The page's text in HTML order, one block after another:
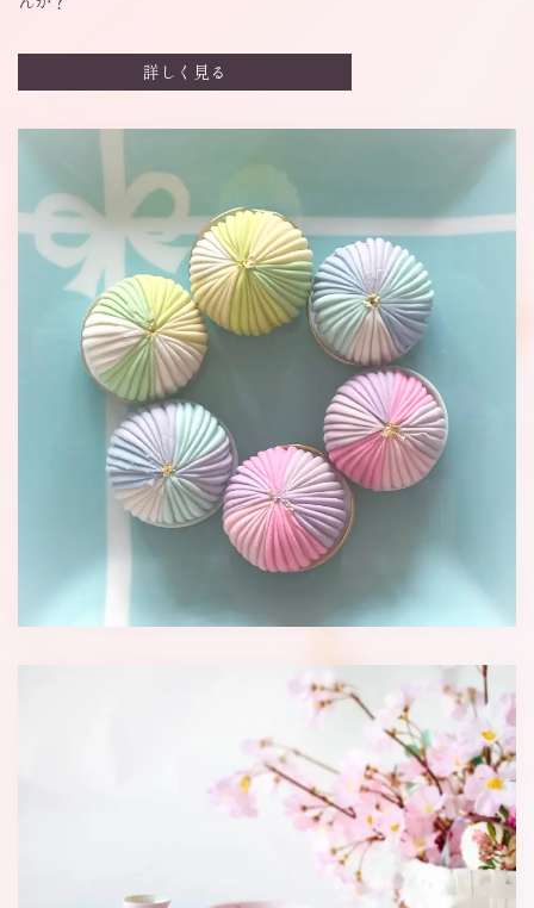
詳しく見る